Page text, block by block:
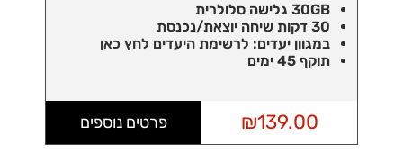
30GB גלישה סלולרית
30 דקות שיחה יוצאת/נכנסת
במגוון יעדים: לרשימת היעדים לחץ כאן
תוקף 45 ימים
₪139.00 פרטים נוספים